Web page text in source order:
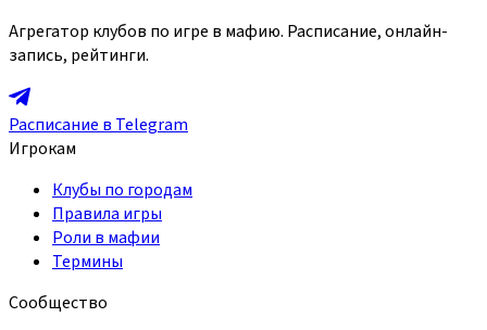
Агрегатор клубов по игре в мафию. Расписание, онлайн-
запись, рейтинги.
Расписание в Telegram
Игрокам
Клубы по городам
Правила игры
Роли в мафии
Термины
Сообщество